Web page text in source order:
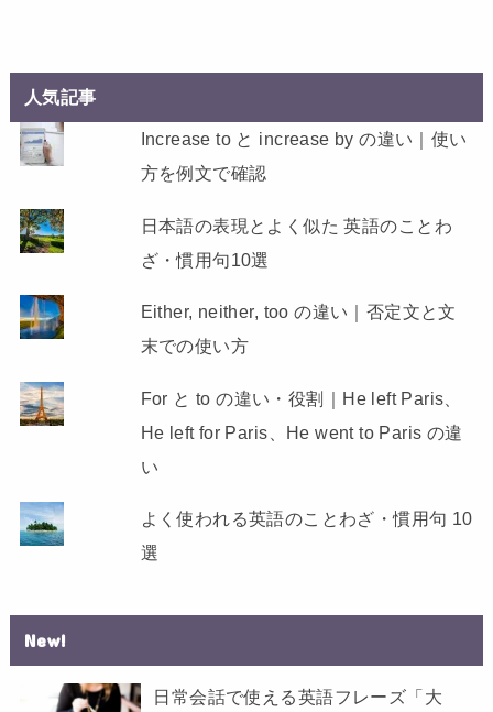
人気記事
Increase to と increase by の違い｜使い
方を例文で確認
日本語の表現とよく似た 英語のことわ
ざ・慣用句10選
Either, neither, too の違い｜否定文と文
末での使い方
For と to の違い・役割｜He left Paris、
He left for Paris、He went to Paris の違
い
よく使われる英語のことわざ・慣用句 10
選
New!
日常会話で使える英語フレーズ「大